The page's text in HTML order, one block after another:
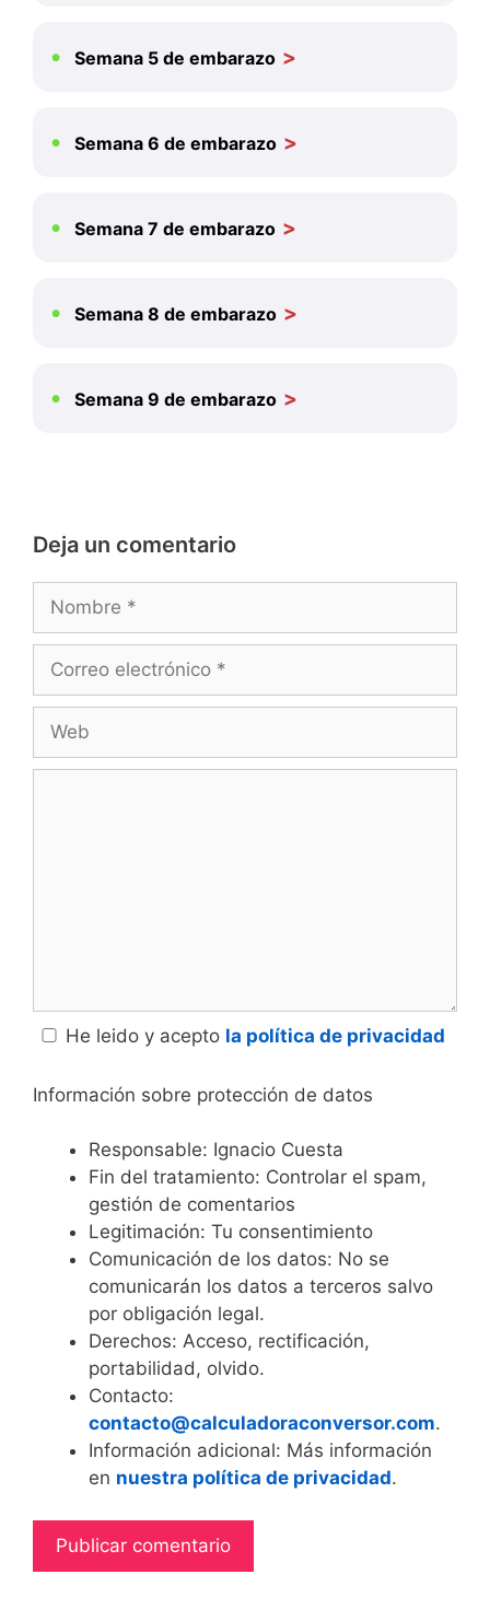
Semana 5 de embarazo
Semana 6 de embarazo
Semana 7 de embarazo
Semana 8 de embarazo
Semana 9 de embarazo
Deja un comentario
Nombre
Correo
Web
He leido y acepto la política de privacidad
Información sobre protección de datos
Responsable: Ignacio Cuesta
Fin del tratamiento: Controlar el spam,
gestión de comentarios
Legitimación: Tu consentimiento
Comunicación de los datos: No se
comunicarán los datos a terceros salvo
por obligación legal.
Derechos: Acceso, rectificación,
portabilidad, olvido.
Contacto:
contacto@calculadoraconversor.com.
Información adicional: Más información
en nuestra política de privacidad.